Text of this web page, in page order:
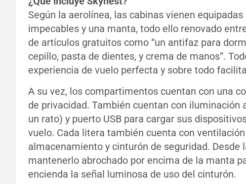
Según la aerolínea, las cabinas vienen
impecables y una manta, todo ello renovado
de artículos gratuitos como “un antifaz para
cepillo, pasta de dientes, y crema de manos”.
experiencia de vuelo perfecta y sobre todo
A su vez, los compartimentos cuentan con una
de privacidad. También cuentan con
un rato) y puerto USB para cargar sus
vuelo. Cada litera también cuenta con
almacenamiento y cinturón de seguridad. Desde
mantenerlo abrochado por encima de la manta
encienda la señal luminosa de uso del cinturón.